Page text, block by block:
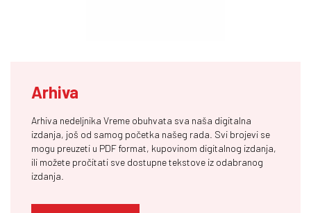
Arhiva
Arhiva nedeljnika Vreme obuhvata sva naša digitalna
izdanja, još od samog početka našeg rada. Svi brojevi se
mogu preuzeti u PDF format, kupovinom digitalnog izdanja,
ili možete pročitati sve dostupne tekstove iz odabranog
izdanja.